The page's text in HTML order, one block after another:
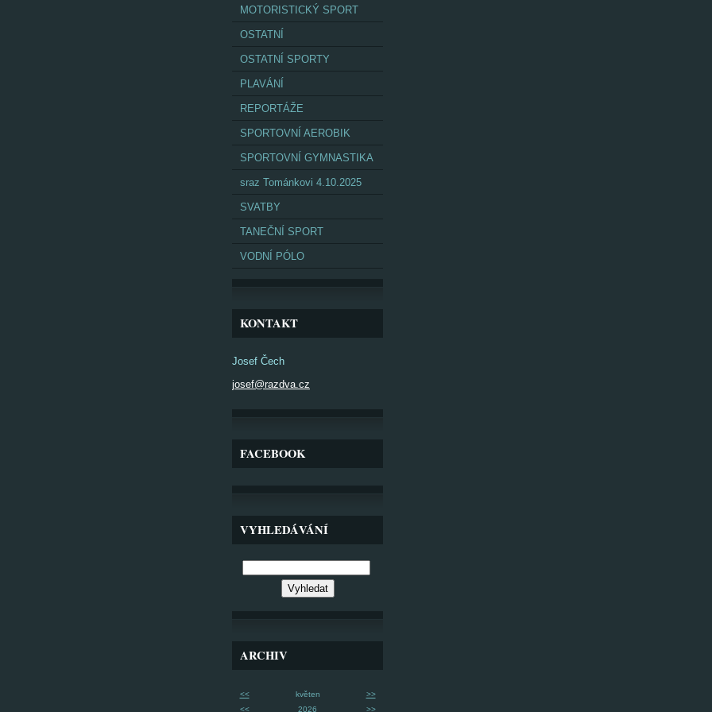
MOTORISTICKÝ SPORT
OSTATNÍ
OSTATNÍ SPORTY
PLAVÁNÍ
REPORTÁŽE
SPORTOVNÍ AEROBIK
SPORTOVNÍ GYMNASTIKA
sraz Tománkovi 4.10.2025
SVATBY
TANEČNÍ SPORT
VODNÍ PÓLO
KONTAKT
Josef Čech
josef@razdva.cz
FACEBOOK
VYHLEDÁVÁNÍ
ARCHIV
<< květen
>>
<<
2026 >>